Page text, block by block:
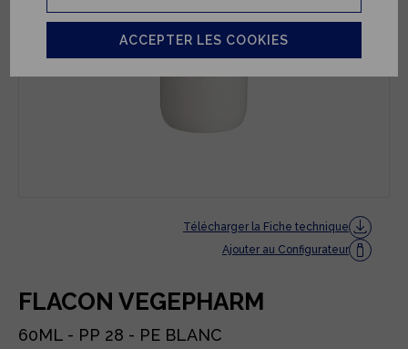
Télécharger la Fiche technique
Ajouter au Configurateur
FLACON VEGEPHARM
60ML - PP 28 - PE BLANC
ACCEPTER LES COOKIES